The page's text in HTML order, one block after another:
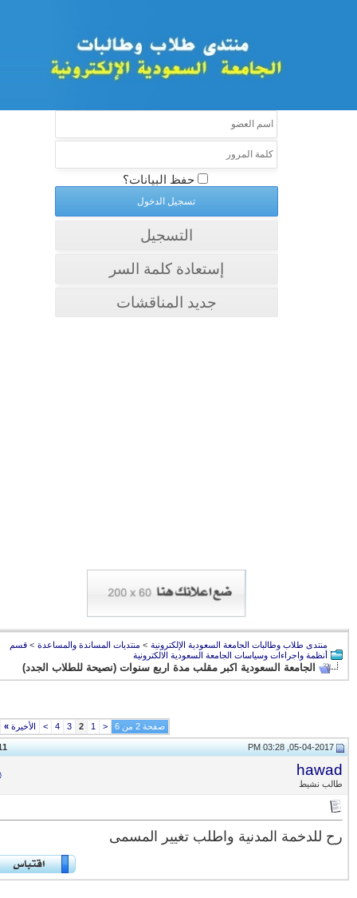
حفظ البيانات؟
التسجيل
إستعادة كلمة السر
جديد المناقشات
منتدى طلاب وطالبات الجامعة السعودية الإلكترونية > منتديات المساندة والمساعدة > قسم
أنظمة واجراءات وسياسات الجامعة السعودية الالكترونية
الجامعة السعودية اكبر مقلب مدة اربع سنوات (نصيحة للطلاب الجدد)
<
1
2
3
4
> الأخيرة »
نشيط
للدخمة المدنية واطلب تغيير المسمى